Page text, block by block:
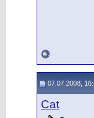
07.07.2008,
Cat